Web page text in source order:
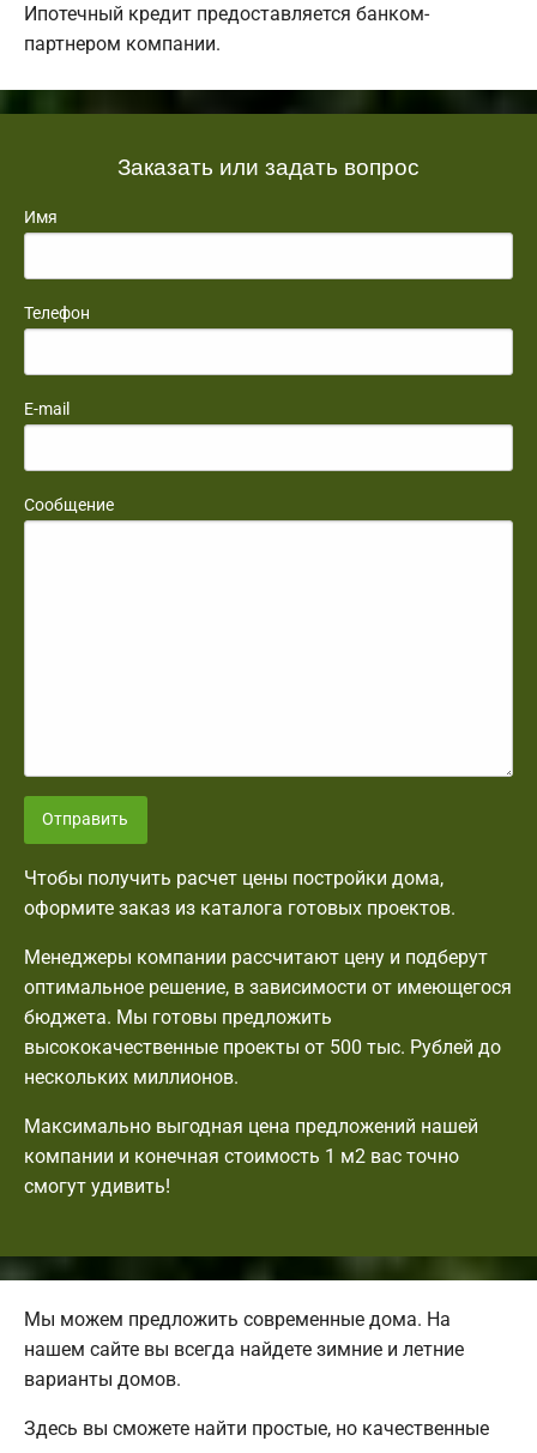
Ипотечный кредит предоставляется банком-
партнером компании.
Заказать или задать вопрос
Имя
Телефон
E-mail
Сообщение
Отправить
Чтобы получить расчет цены постройки дома,
оформите заказ из каталога готовых проектов.
Менеджеры компании рассчитают цену и подберут
оптимальное решение, в зависимости от имеющегося
бюджета. Мы готовы предложить
высококачественные проекты от 500 тыс. Рублей до
нескольких миллионов.
Максимально выгодная цена предложений нашей
компании и конечная стоимость 1 м2 вас точно
смогут удивить!
Мы можем предложить современные дома. На
нашем сайте вы всегда найдете зимние и летние
варианты домов.
Здесь вы сможете найти простые, но качественные